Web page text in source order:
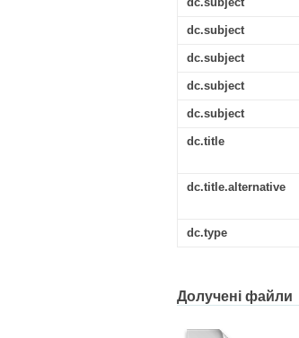
dc.subject
dc.subject
dc.subject
dc.subject
dc.title
dc.title.alternative
dc.type
Долучені файли